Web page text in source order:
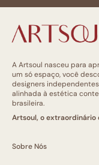
A Artsoul nasceu para
um só espaço, você
designers
alinhada à estética
brasileira.
Artsoul, o extraordinário
Sobre Nós